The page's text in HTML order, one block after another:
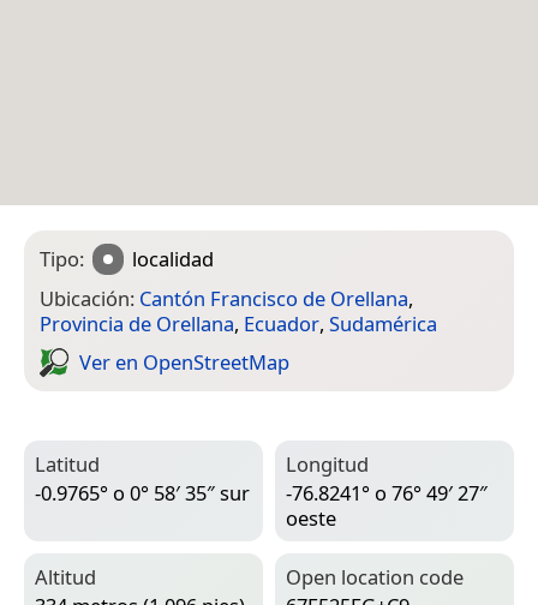
Tipo:
localidad
Ubicación: Cantón Francisco de Orellana,
Provincia de Orellana, Ecuador, Sudamérica
Ver en Open­Street­Map
Latitud
-0.9765° o 0° 58′ 35″ sur
Longitud
-76.8241° o 76° 49′ 27″
oeste
Altitud
Open location code